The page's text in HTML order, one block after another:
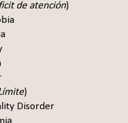
de atención)
)
Disorder